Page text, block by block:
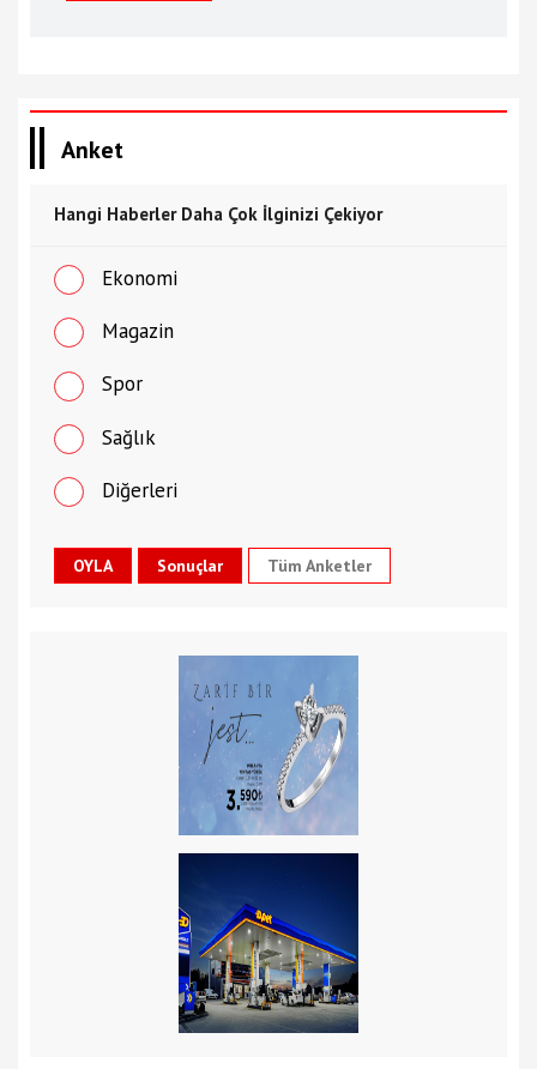
Anket
Hangi Haberler Daha Çok İlginizi Çekiyor
Ekonomi
Magazin
Spor
Sağlık
Diğerleri
Tüm Anketler